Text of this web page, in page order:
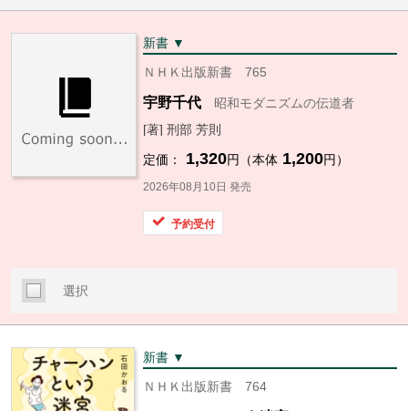
新書 ▼
ＮＨＫ出版新書 765
宇野千代
昭和モダニズムの伝道者
[著] 刑部 芳則
定価： 1,320円（本体 1,200円）
2026年08月10日 発売
予約受付
選択
新書 ▼
ＮＨＫ出版新書 764